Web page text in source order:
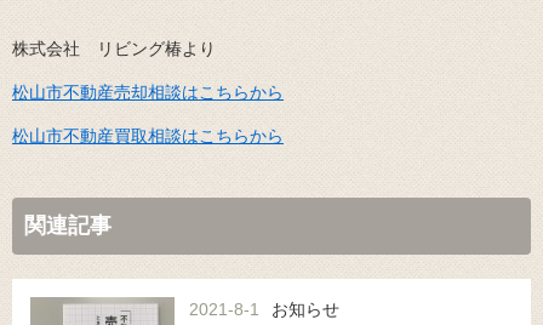
株式会社 リビング椿より
松山市不動産売却相談はこちらから
松山市不動産買取相談はこちらから
関連記事
2021-8-1 お知らせ